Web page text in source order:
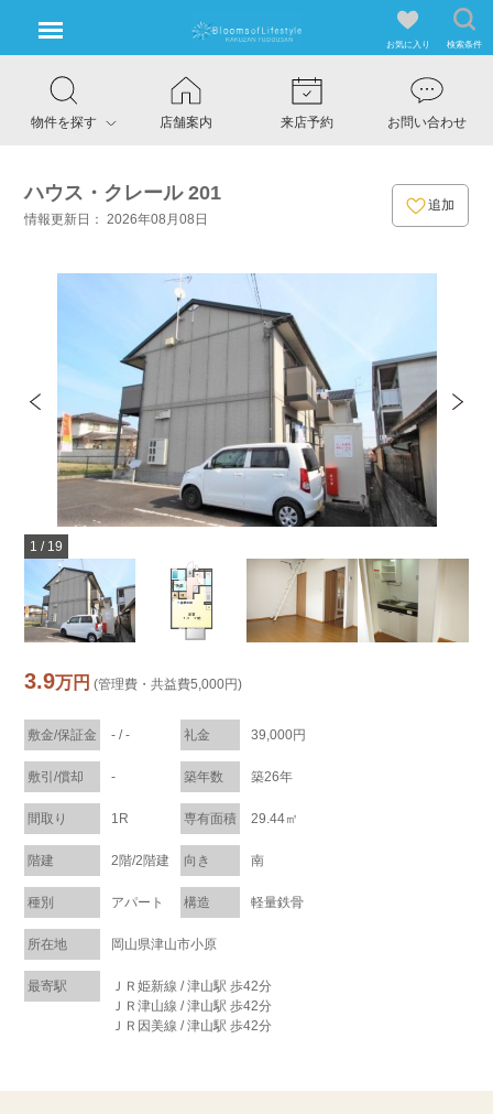
お気に入り 検索条件
物件を探す 店舗案内 来店予約 お問い合わせ
ハウス・クレール 201
情報更新日： 2026年08月08日
追加
1 / 19
3.9万円 (管理費・共益費5,000円)
敷金/保証金 - / - 礼金 39,000円
敷引/償却 - 築年数 築26年
間取り 1R 専有面積 29.44㎡
階建 2階/2階建 向き 南
種別 アパート 構造 軽量鉄骨
所在地 岡山県津山市小原
最寄駅
ＪＲ姫新線 / 津山駅 歩42分
ＪＲ津山線 / 津山駅 歩42分
ＪＲ因美線 / 津山駅 歩42分